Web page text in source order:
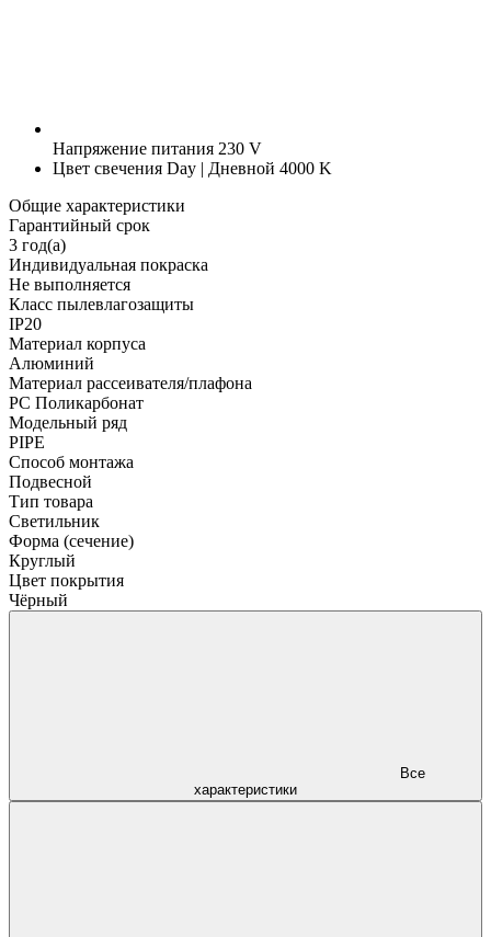
Напряжение питания 230 V
Цвет свечения Day | Дневной 4000 K
Общие характеристики
Гарантийный срок
3 год(а)
Индивидуальная покраска
Не выполняется
Класс пылевлагозащиты
IP20
Материал корпуса
Алюминий
Материал рассеивателя/плафона
PC Поликарбонат
Модельный ряд
PIPE
Способ монтажа
Подвесной
Тип товара
Светильник
Форма (сечение)
Круглый
Цвет покрытия
Чёрный
характеристики